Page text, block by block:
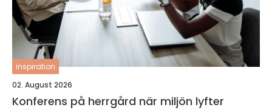
inspiration
02. August 2026
Konferens på herrgård när miljön lyfter